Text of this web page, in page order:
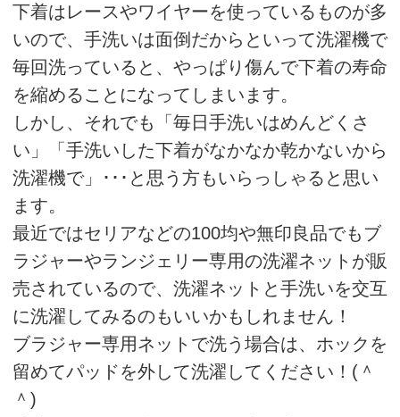
下着はレースやワイヤーを使っているものが多
いので、手洗いは面倒だからといって洗濯機で
毎回洗っていると、やっぱり傷んで下着の寿命
を縮めることになってしまいます。
しかし、それでも「毎日手洗いはめんどくさ
い」「手洗いした下着がなかなか乾かないから
洗濯機で」･･･と思う方もいらっしゃると思い
ます。
最近ではセリアなどの100均や無印良品でもブ
ラジャーやランジェリー専用の洗濯ネットが販
売されているので、洗濯ネットと手洗いを交互
に洗濯してみるのもいいかもしれません！
ブラジャー専用ネットで洗う場合は、ホックを
留めてパッドを外して洗濯してください！(＾
＾)